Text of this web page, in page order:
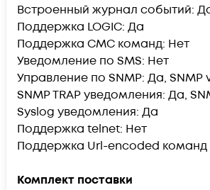
Встроенный журнал событий:
Поддержка LOGIC: Да
Поддержка СМС команд: Нет
Уведомление по SMS: Нет
Управление по SNMP: Да, SNMP
SNMP TRAP уведомления: Да,
Syslog уведомления: Да
Поддержка telnet: Нет
Поддержка Url-encoded команд
Комплект поставки